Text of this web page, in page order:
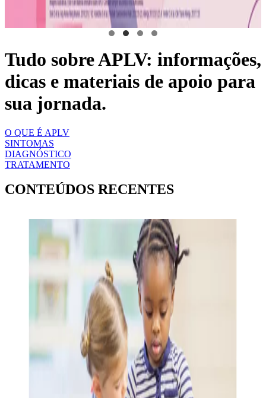
Tudo sobre APLV: informações,
dicas e materiais de apoio para
sua jornada.
O QUE É APLV
SINTOMAS
DIAGNÓSTICO
TRATAMENTO
CONTEÚDOS RECENTES